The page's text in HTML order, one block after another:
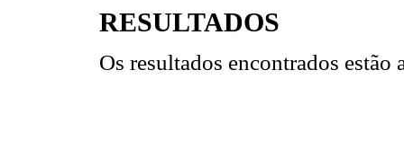
RESULTADOS
Os resultados encontrados estão